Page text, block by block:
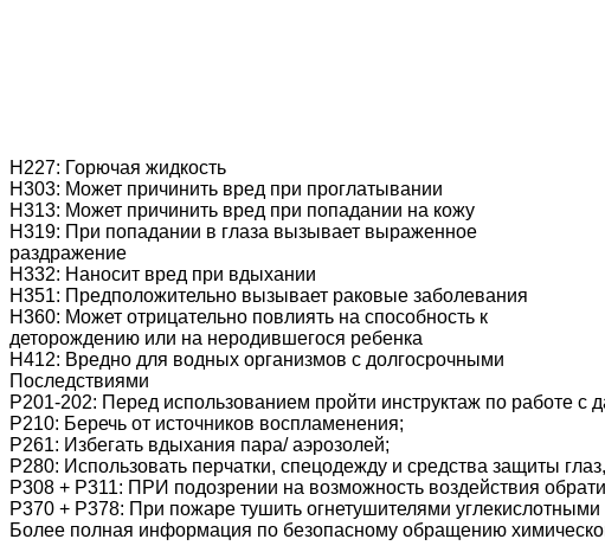
Н227: Горючая жидкость
Н303: Может причинить вред при проглатывании
Н313: Может причинить вред при попадании на кожу
Н319: При попадании в глаза вызывает выраженное
раздражение
Н332: Наносит вред при вдыхании
Н351: Предположительно вызывает раковые заболевания
Н360: Может отрицательно повлиять на способность к
деторождению или на неродившегося ребенка
H412: Вредно для водных организмов с долгосрочными
Последствиями
Р201-202: Перед использованием пройти инструктаж по работе с
Р210: Беречь от источников воспламенения;
Р261: Избегать вдыхания пара/ аэрозолей;
Р280: Использовать перчатки, спецодежду и средства защиты
Р308 + Р311: ПРИ подозрении на возможность воздействия
Р370 + Р378: При пожаре тушить огнетушителями
Более полная информация по безопасному обращению